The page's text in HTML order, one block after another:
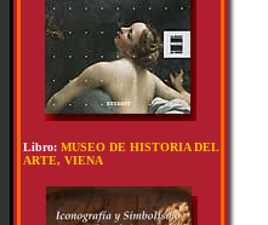
Libro: MUSEO DE HISTORIA DEL
ARTE, VIENA